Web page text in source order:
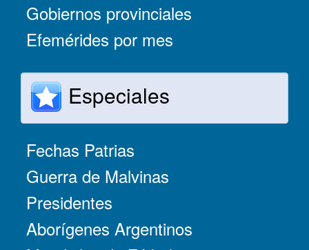
Gobiernos provinciales
Efemérides por mes
Especiales
Fechas Patrias
Guerra de Malvinas
Presidentes
Aborígenes Argentinos